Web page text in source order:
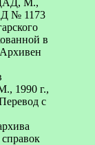
№ 1173
в
1990 г.,
с